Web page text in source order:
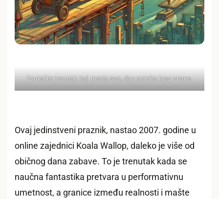
Zamislite trenutak koji menja sve, dan putnika kroz vreme.
Ovaj jedinstveni praznik, nastao 2007. godine u
online zajednici Koala Wallop, daleko je više od
običnog dana zabave. To je trenutak kada se
naučna fantastika pretvara u performativnu
umetnost, a granice između realnosti i mašte